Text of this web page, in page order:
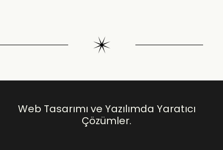
Web Tasarımı ve Yazılımda Yaratıcı
Çözümler.